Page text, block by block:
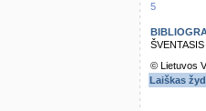
5
© Lietuvos
Laiškas